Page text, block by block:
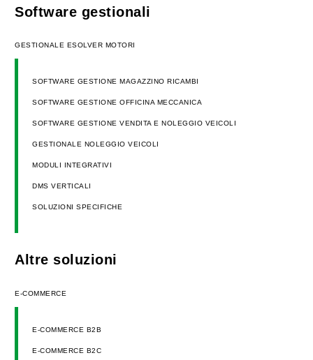
Software gestionali
GESTIONALE ESOLVER MOTORI
SOFTWARE GESTIONE MAGAZZINO RICAMBI
SOFTWARE GESTIONE OFFICINA MECCANICA
SOFTWARE GESTIONE VENDITA E NOLEGGIO VEICOLI
GESTIONALE NOLEGGIO VEICOLI
MODULI INTEGRATIVI
DMS VERTICALI
SOLUZIONI SPECIFICHE
Altre soluzioni
E-COMMERCE
E-COMMERCE B2B
E-COMMERCE B2C